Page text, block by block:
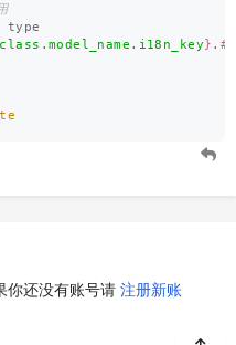
type
class . model_name . i18n_key} . #{
你还没有账号请 注册新账